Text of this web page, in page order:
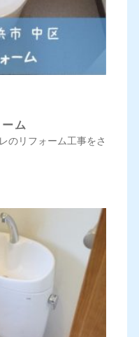
ム
のリフォーム工事をさ